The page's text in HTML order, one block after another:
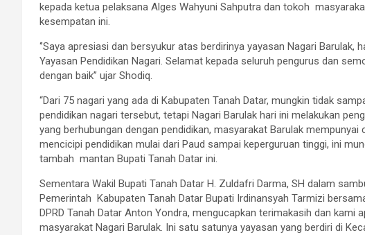
kepada ketua pelaksana Alges Wahyuni Sahputra dan tokoh
kesempatan ini.
‘’Saya apresiasi dan bersyukur atas berdirinya yayasan Nagari Barulak,
Yayasan Pendidikan Nagari. Selamat kepada seluruh pengurus dan
dengan baik’’ ujar Shodiq.
“Dari 75 nagari yang ada di Kabupaten Tanah Datar, mungkin tidak
pendidikan nagari tersebut, tetapi Nagari Barulak hari ini melakukan
yang berhubungan dengan pendidikan, masyarakat Barulak
mencicipi pendidikan mulai dari Paud sampai keperguruan tinggi, ini
tambah mantan Bupati Tanah Datar ini.
Sementara Wakil Bupati Tanah Datar H. Zuldafri Darma, SH dalam
Pemerintah Kabupaten Tanah Datar Bupati Irdinansyah Tarmizi
DPRD Tanah Datar Anton Yondra, mengucapkan terimakasih dan
masyarakat Nagari Barulak. Ini satu satunya yayasan yang berdiri di